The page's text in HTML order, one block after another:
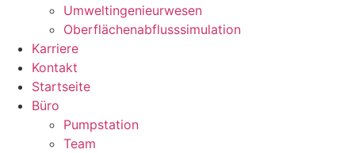
Umweltingenieurwesen
Oberflächenabflusssimulation
Karriere
Kontakt
Startseite
Büro
Pumpstation
Team